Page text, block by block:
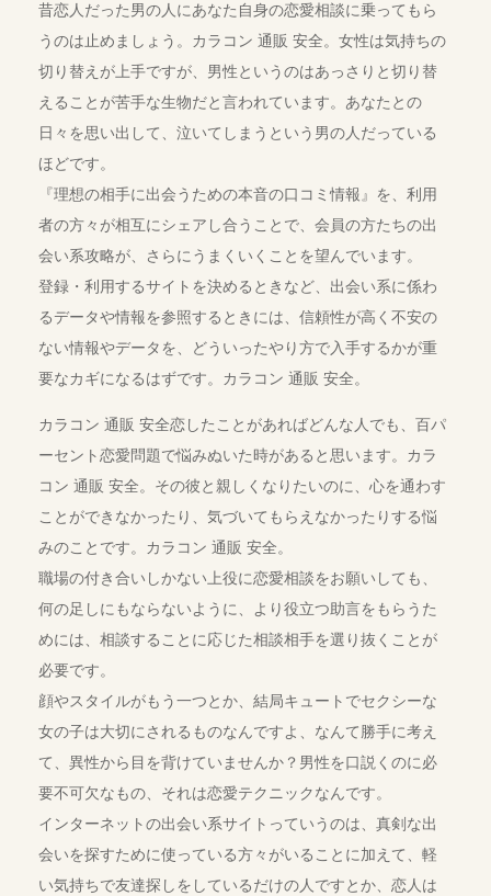
昔恋人だった男の人にあなた自身の恋愛相談に乗ってもら
うのは止めましょう。カラコン 通販 安全。女性は気持ちの
切り替えが上手ですが、男性というのはあっさりと切り替
えることが苦手な生物だと言われています。あなたとの
日々を思い出して、泣いてしまうという男の人だっている
ほどです。
『理想の相手に出会うための本音の口コミ情報』を、利用
者の方々が相互にシェアし合うことで、会員の方たちの出
会い系攻略が、さらにうまくいくことを望んでいます。
登録・利用するサイトを決めるときなど、出会い系に係わ
るデータや情報を参照するときには、信頼性が高く不安の
ない情報やデータを、どういったやり方で入手するかが重
要なカギになるはずです。カラコン 通販 安全。
カラコン 通販 安全恋したことがあればどんな人でも、百パ
ーセント恋愛問題で悩みぬいた時があると思います。カラ
コン 通販 安全。その彼と親しくなりたいのに、心を通わす
ことができなかったり、気づいてもらえなかったりする悩
みのことです。カラコン 通販 安全。
職場の付き合いしかない上役に恋愛相談をお願いしても、
何の足しにもならないように、より役立つ助言をもらうた
めには、相談することに応じた相談相手を選り抜くことが
必要です。
顔やスタイルがもう一つとか、結局キュートでセクシーな
女の子は大切にされるものなんですよ、なんて勝手に考え
て、異性から目を背けていませんか？男性を口説くのに必
要不可欠なもの、それは恋愛テクニックなんです。
インターネットの出会い系サイトっていうのは、真剣な出
会いを探すために使っている方々がいることに加えて、軽
い気持ちで友達探しをしているだけの人ですとか、恋人は